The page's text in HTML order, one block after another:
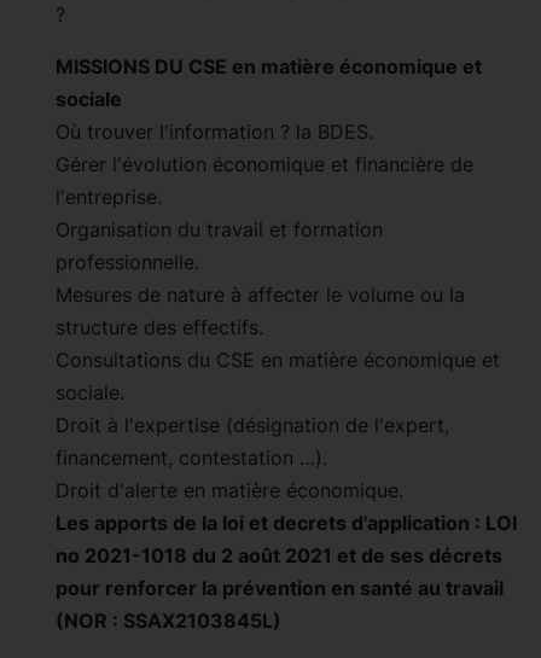
?
MISSIONS DU CSE en matière économique et
sociale
Où trouver l'information ? la BDES.
Gérer l'évolution économique et financière de
l'entreprise.
Organisation du travail et formation
professionnelle.
Mesures de nature à affecter le volume ou la
structure des effectifs.
Consultations du CSE en matière économique et
sociale.
Droit à l'expertise (désignation de l'expert,
financement, contestation …).
Droit d'alerte en matière économique.
Les apports de la loi et decrets d'application : LOI
no 2021-1018 du 2 août 2021 et de ses décrets
pour renforcer la prévention en santé au travail
(NOR : SSAX2103845L)